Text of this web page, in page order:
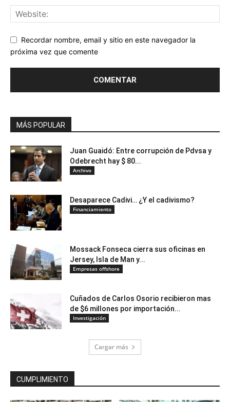
Recordar nombre, email y sitio en este navegador la
próxima vez que comente
MÁS POPULAR
Juan Guaidó: Entre corrupción de Pdvsa y
Odebrecht hay $ 80...
Archivo
Desaparece Cadivi… ¿Y el cadivismo?
Financiamiento
Mossack Fonseca cierra sus oficinas en
Jersey, Isla de Man y...
Empresas offshore
Cuñados de Carlos Osorio recibieron mas
de $6 millones por importación...
Investigación
Cargar más
CUMPLIMIENTO